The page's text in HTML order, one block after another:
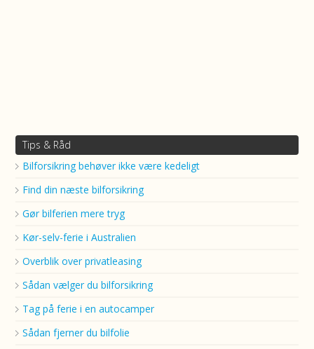
Tips & Råd
Bilforsikring behøver ikke være kedeligt
Find din næste bilforsikring
Gør bilferien mere tryg
Kør-selv-ferie i Australien
Overblik over privatleasing
Sådan vælger du bilforsikring
Tag på ferie i en autocamper
Sådan fjerner du bilfolie